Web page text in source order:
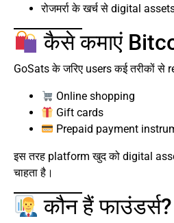
रोजमर्रा के खर्च से digital
कैसे कमाएं
GoSats के जरिए users कई तरीकों से
Online shopping
Gift cards
Prepaid payment
इस तरह platform खुद को digital
चाहता है।
कौन हैं फाउंडर्स?